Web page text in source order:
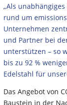
„Als
rund um
Unternehmen
und Partner bei
unterstützen – so
bis zu 92 %
Edelstahl für
Das Angebot von
Baustein in der